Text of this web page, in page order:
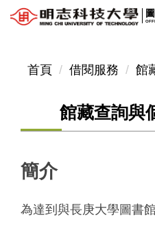
跳
首頁 借閱服務 館
館藏查詢與
簡介
為達到與長庚大學圖書